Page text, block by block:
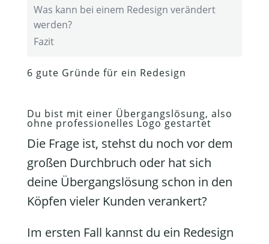
Was kann bei einem Redesign verändert
werden?
Fazit
6 gute Gründe für ein Redesign
Du bist mit einer Übergangslösung, also
ohne professionelles Logo gestartet
Die Frage ist, stehst du noch vor dem
großen Durchbruch oder hat sich
deine Übergangslösung schon in den
Köpfen vieler Kunden verankert?
Im ersten Fall kannst du ein Redesign